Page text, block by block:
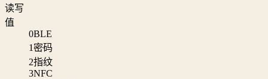
读写
值
0BLE
1 密码
2指纹
3NFC